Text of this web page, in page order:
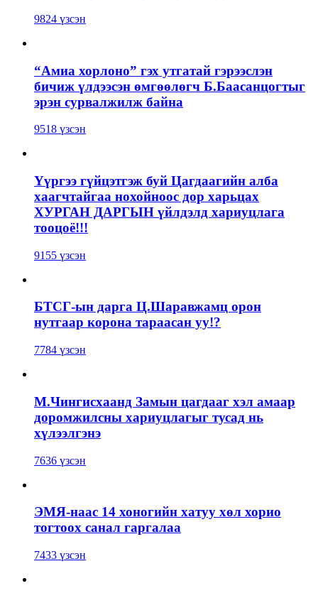
9824 үзсэн
“Амиа хорлоно” гэх утгатай гэрээслэн
бичиж үлдээсэн өмгөөлөгч Б.Баасанцогтыг
эрэн сурвалжилж байна
9518 үзсэн
Үүргээ гүйцэтгэж буй Цагдаагийн алба
хаагчтайгаа нохойноос дор харьцах
ХУРГАН ДАРГЫН үйлдэлд хариуцлага
тооцоё!!!
9155 үзсэн
БТСГ-ын дарга Ц.Шаравжамц орон
нутгаар корона тараасан уу!?
7784 үзсэн
М.Чингисхаанд Замын цагдааг хэл амаар
доромжилсны хариуцлагыг тусад нь
хүлээлгэнэ
7636 үзсэн
ЭМЯ-наас 14 хоногийн хатуу хөл хорио
тогтоох санал гаргалаа
7433 үзсэн